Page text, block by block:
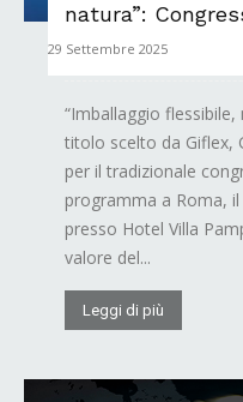
natura”:
29 Settembre 2025
“Imballaggio
titolo scelto da Giflex,
per il tradizionale
programma a Roma,
presso Hotel Villa
valore del...
Leggi di più